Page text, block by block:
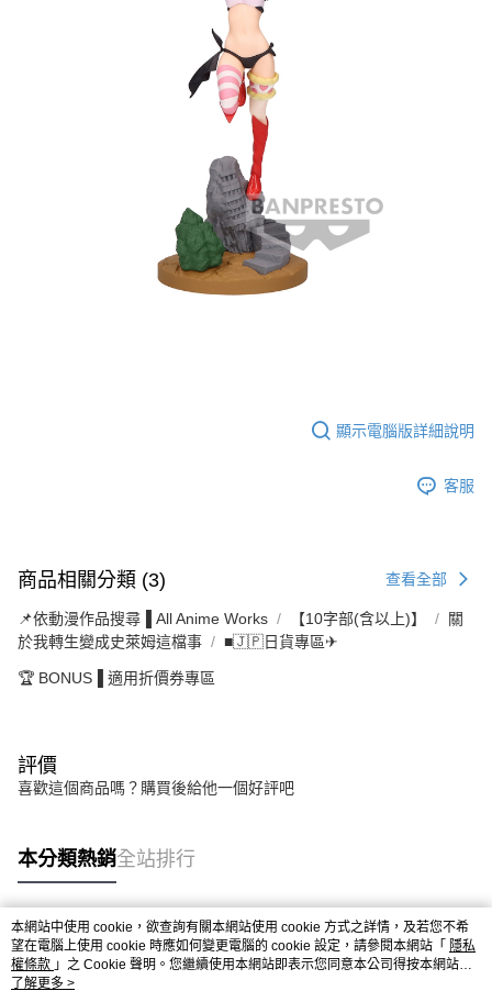
每筆NT$65，滿NT$1,300(含以上)免運費
每筆NT$65，滿NT$1,300(含以上)免運費
每筆NT$100，滿NT$1,300(含以上)免運費
宅配-離島(澎湖/金門/馬祖)-木棉花樂園專用
顯示電腦版詳細說明
客服
商品相關分類 (3) 查看全部
📌依動漫作品搜尋▐ All Anime Works 【10字部(含以上)】
關
於我轉生變成史萊姆這檔事
■🇯🇵日貨專區✈
🏆 BONUS▐ 適用折價券專區
評價
喜歡這個商品嗎？購買後給他一個好評吧
本分類熱銷全站排行
熱門標籤
本網站中使用 cookie，欲查詢有關本網站使用 cookie 方式之詳情，及若您不希
望在電腦上使用 cookie 時應如何變更電腦的 cookie 設定，請參閱本網站「 隱私
權條款 」之 Cookie 聲明。您繼續使用本網站即表示您同意本公司得按本網站使
用條款之 Cookie 聲明使用 cookie。
了解更多 >